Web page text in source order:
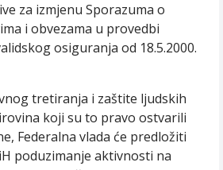
za izmjenu Sporazuma o
i obvezama u provedbi
osiguranja od 18.5.2000.
tretiranja i zaštite ljudskih
koji su to pravo ostvarili
Federalna vlada će predložiti
poduzimanje aktivnosti na